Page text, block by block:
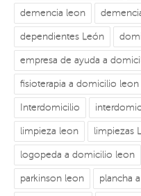
demencia leon
dependientes León
empresa de ayuda a
fisioterapia a domicilio leon
Interdomicilio
limpieza leon limpiezas
logopeda a domicilio leon
parkinson leon plancha